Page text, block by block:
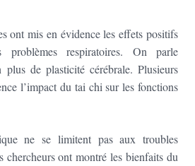
ont mis en évidence les effets positifs
respiratoires. On parle
de plasticité cérébrale. Plusieurs
l’impact du tai chi sur les fonctions
ne se limitent pas aux troubles
chercheurs ont montré les bienfaits du